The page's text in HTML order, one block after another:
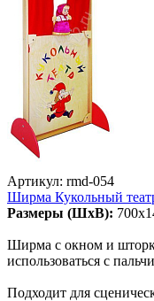
Артикул: rmd-054
Ширма Кукольный
Размеры (ШхВ):
Ширма с окном и
использоваться с
Подходит для